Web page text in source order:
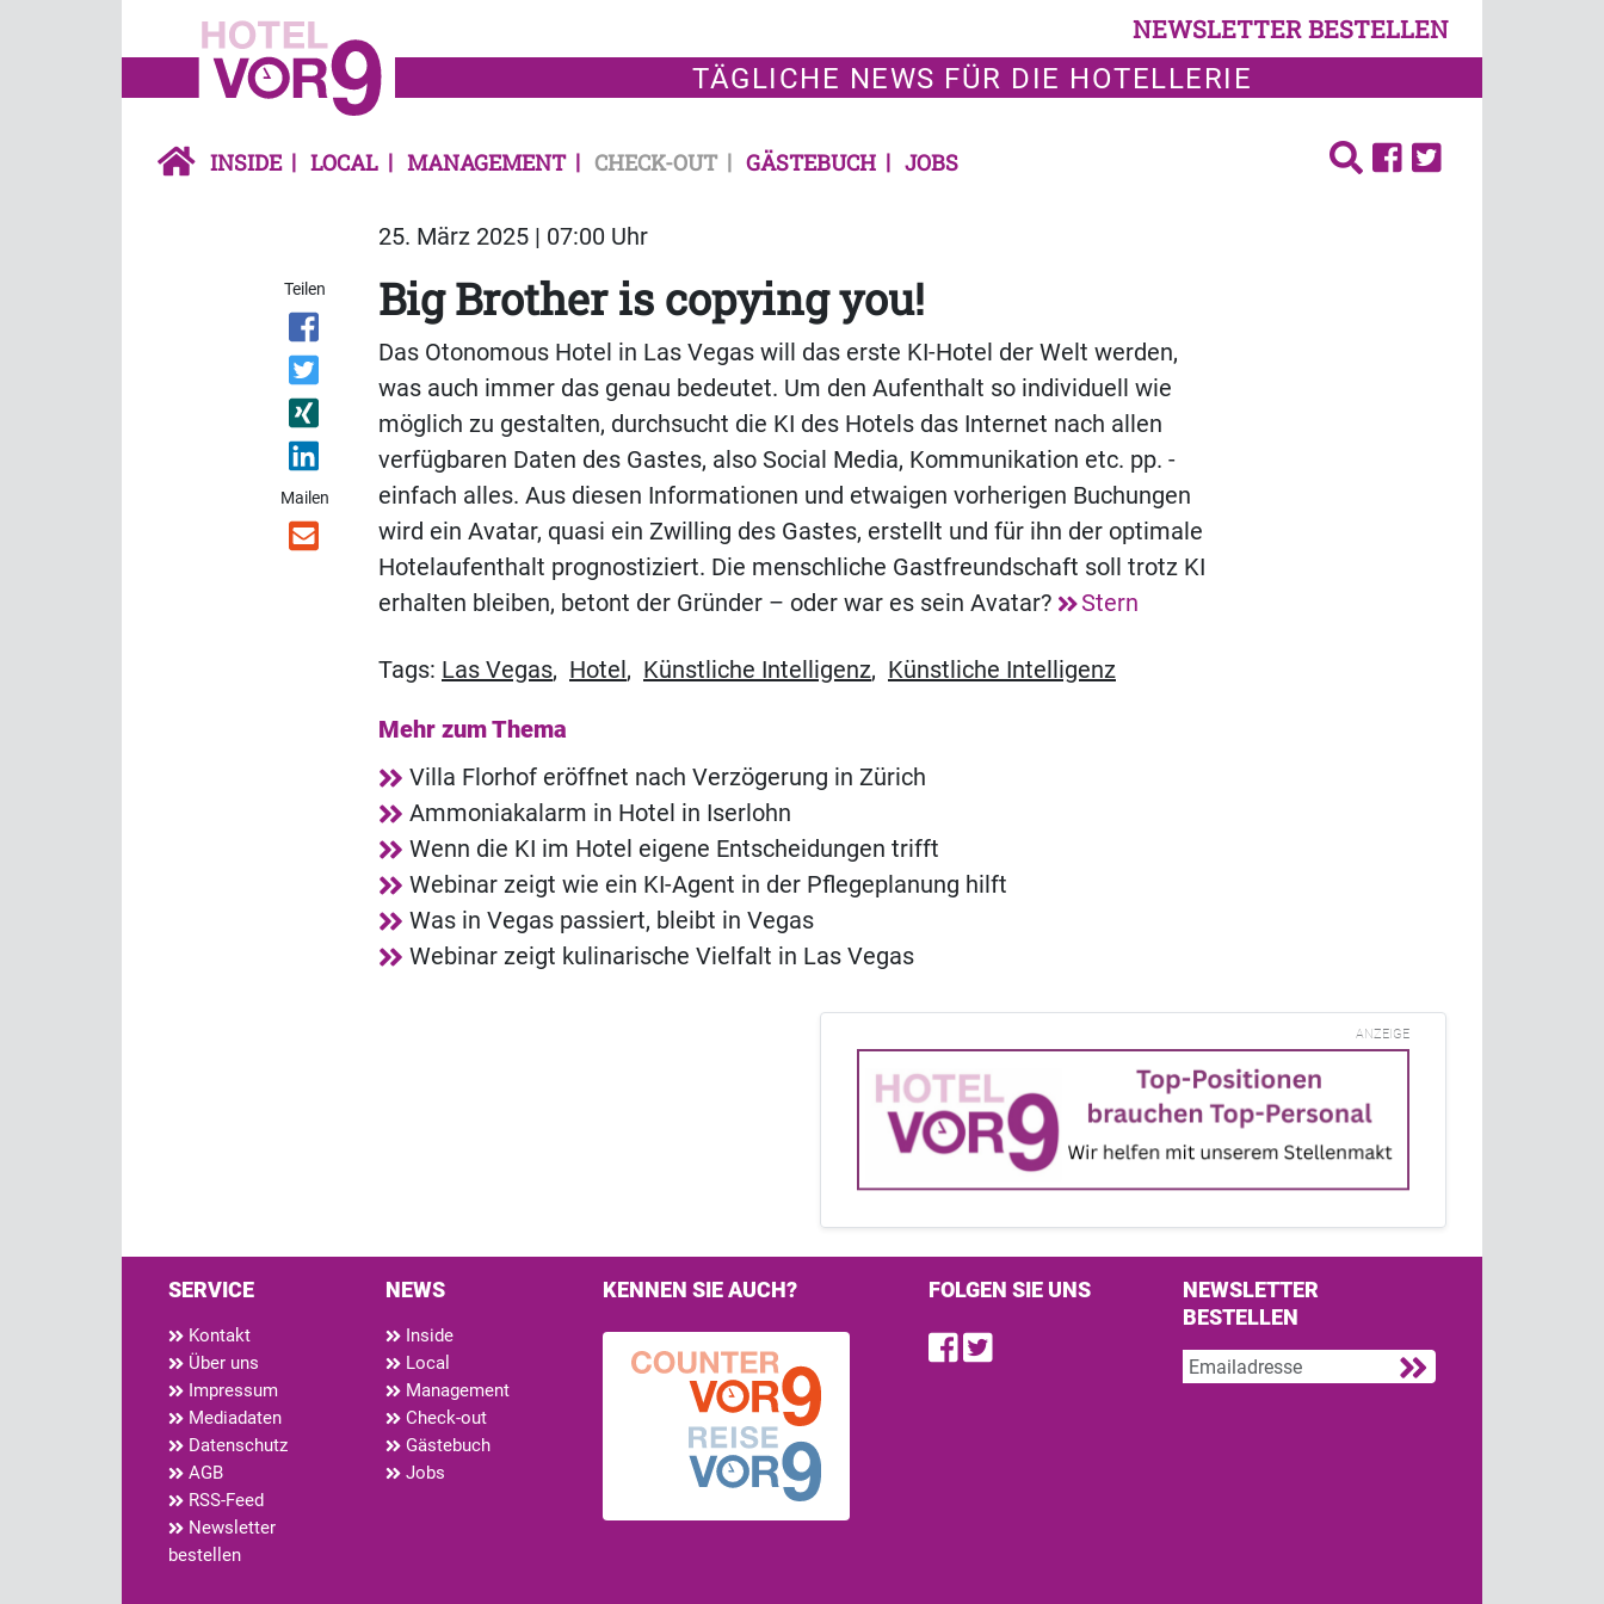
NEWSLETTER BESTELLEN
TÄGLICHE NEWS FÜR DIE HOTELLERIE
INSIDE LOCAL MANAGEMENT CHECK-OUT GÄSTEBUCH JOBS
25. März 2025 | 07:00 Uhr
Teilen
Mailen
Big Brother is copying you!
Das Otonomous Hotel in Las Vegas will das erste KI-Hotel der Welt werden,
was auch immer das genau bedeutet. Um den Aufenthalt so individuell wie
möglich zu gestalten, durchsucht die KI des Hotels das Internet nach allen
verfügbaren Daten des Gastes, also Social Media, Kommunikation etc. pp. -
einfach alles. Aus diesen Informationen und etwaigen vorherigen Buchungen
wird ein Avatar, quasi ein Zwilling des Gastes, erstellt und für ihn der optimale
Hotelaufenthalt prognostiziert. Die menschliche Gastfreundschaft soll trotz KI
erhalten bleiben, betont der Gründer – oder war es sein Avatar?
Stern
Tags: Las Vegas, Hotel , Künstliche Intelligenz, Künstliche Intelligenz
Mehr zum Thema
Villa Florhof eröffnet nach Verzögerung in Zürich
Ammoniakalarm in Hotel in Iserlohn
Wenn die KI im Hotel eigene Entscheidungen trifft
Webinar zeigt wie ein KI-Agent in der Pflegeplanung hilft
Was in Vegas passiert, bleibt in Vegas
Webinar zeigt kulinarische Vielfalt in Las Vegas
ANZEIGE
SERVICE
Kontakt
Über uns
Impressum
Mediadaten
Datenschutz
AGB
RSS-Feed
Newsletter
bestellen
NEWS
Inside
Local
Management
Check-out
Gästebuch
Jobs
KENNEN SIE AUCH? FOLGEN SIE UNS
Find us on Facebook
Follow us on Twitter
NEWSLETTER
BESTELLEN